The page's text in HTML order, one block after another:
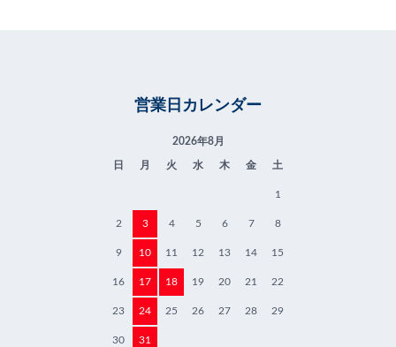
営業日カレンダー
2026年8月
日 月 火 水 木 金 土
1
2 3 4 5 6 7 8
9 10 11 12 13 14 15
16 17 18 19 20 21 22
23 24 25 26 27 28 29
30 31